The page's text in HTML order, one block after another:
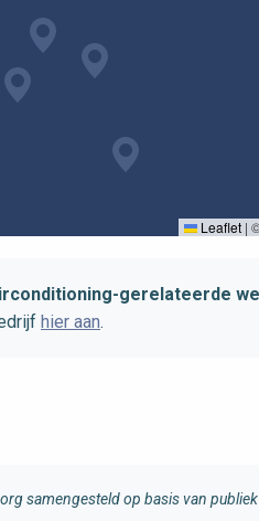
Leaflet |
gerelateerde
hier aan.
samengesteld op basis van